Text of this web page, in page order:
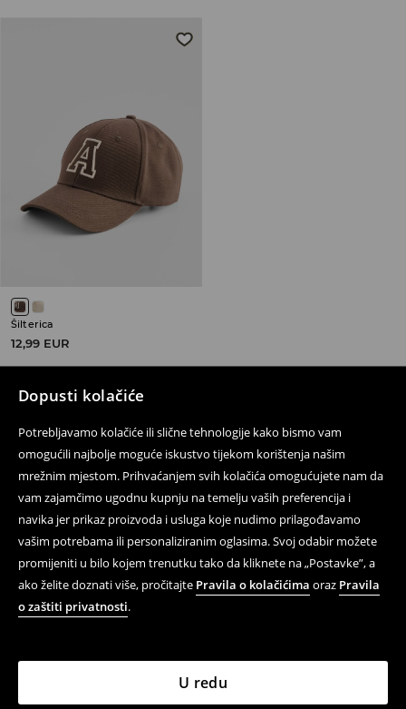
Dopusti kolačiće
Potrebljavamo kolačiće ili slične tehnologije kako bismo vam
omogućili najbolje moguće iskustvo tijekom korištenja našim
mrežnim mjestom. Prihvaćanjem svih kolačića omogućujete nam da
vam zajamčimo ugodnu kupnju na temelju vaših preferencija i
navika jer prikaz proizvoda i usluga koje nudimo prilagođavamo
vašim potrebama ili personaliziranim oglasima. Svoj odabir možete
promijeniti u bilo kojem trenutku tako da kliknete na „Postavke”, a
ako želite doznati više, pročitajte Pravila o kolačićima oraz Pravila
o zaštiti privatnosti.
U redu
Šilterica
12,99 EUR
Prati nas
Pomoć i kontakt
On-line kupovina
Propisi i Pravila privatnosti